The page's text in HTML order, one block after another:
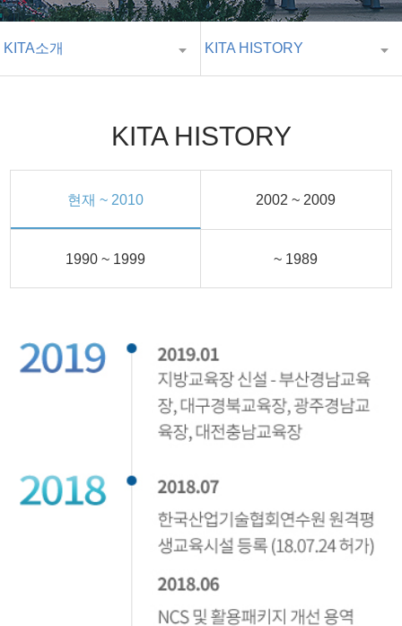
KITA소개 KITA HISTORY
KITA HISTORY
현재 ~ 2010 2002 ~ 2009
1990 ~ 1999 ~ 1989